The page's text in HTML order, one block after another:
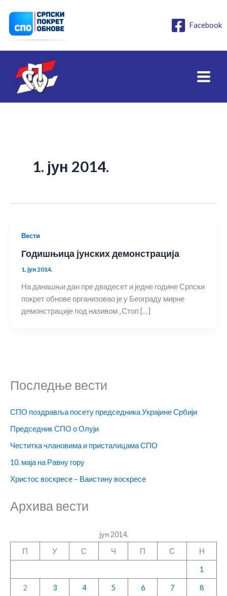
садржај
Facebook
1. јун 2014.
Вести
Годишњица јунских демонстрација
1. јун 2014.
На данашњи дан пре двадесет и једне године Српски
покрет обнове организовао је у Београду мирне
демонстрације под називом „Стоп […]
Последње вести
СПО поздравља посету председника Украјине Србији
Председник СПО о Олуји
Честитка члановима и присталицама СПО
10. маја на Равну гору
Христос воскресе – Ваистину воскресе
Архива вести
јун 2014.
П
У С Ч П С Н
1
2 3 4 5 6 7 8